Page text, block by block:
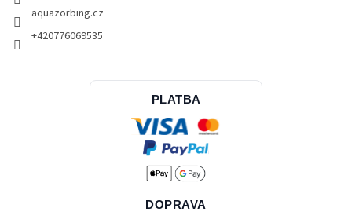
aquazorbing.cz
+420776069535
PLATBA
DOPRAVA